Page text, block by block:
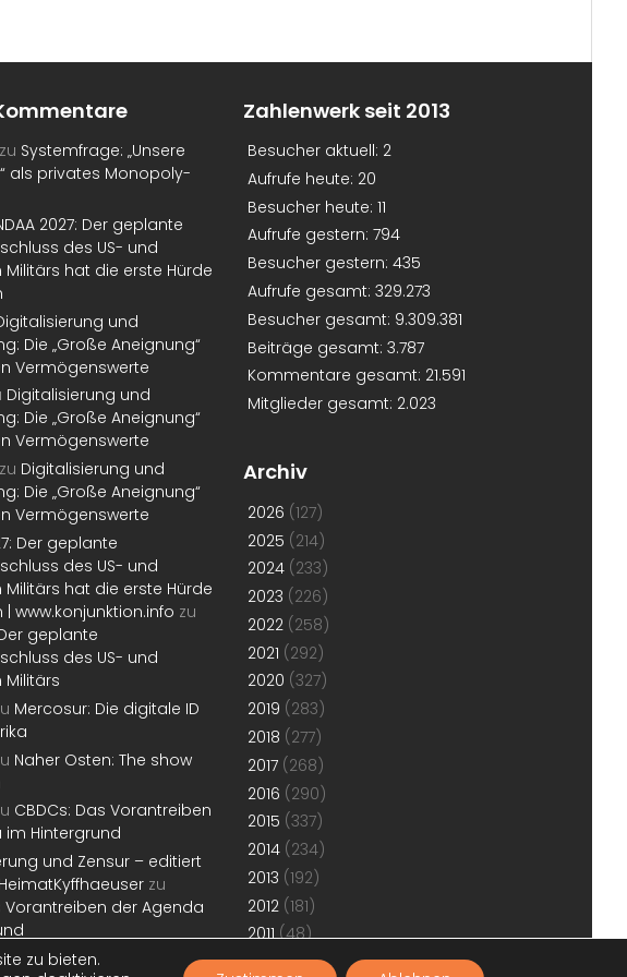
zu Systemfrage: „Unsere
als privates Monopoly-
2027: Der geplante
des US- und
Militärs hat die erste Hürde
und
Die „Große Aneignung“
Vermögenswerte
Digitalisierung und
Die „Große Aneignung“
Vermögenswerte
zu Digitalisierung und
Die „Große Aneignung“
Vermögenswerte
Der geplante
des US- und
Militärs hat die erste Hürde
www.konjunktion.info zu
geplante
des US- und
Militärs
Mercosur: Die digitale ID
Naher Osten: The show
CBDCs: Das Vorantreiben
Hintergrund
und Zensur – editiert
zu
Vorantreiben der Agenda
Zahlenwerk seit 2013
Besucher aktuell: 2
Aufrufe heute: 20
Besucher heute: 11
Aufrufe gestern: 794
Besucher gestern: 435
Aufrufe gesamt: 329.273
Besucher gesamt: 9.309.381
Beiträge gesamt: 3.787
Kommentare gesamt: 21.591
Mitglieder gesamt: 2.023
Archiv
2026 (127)
2025 (214)
2024 (233)
2023 (226)
2022 (258)
2021 (292)
2020 (327)
2019 (283)
2018 (277)
2017 (268)
2016 (290)
2015 (337)
2014 (234)
2013 (192)
2012 (181)
2011(48)
zu bieten.